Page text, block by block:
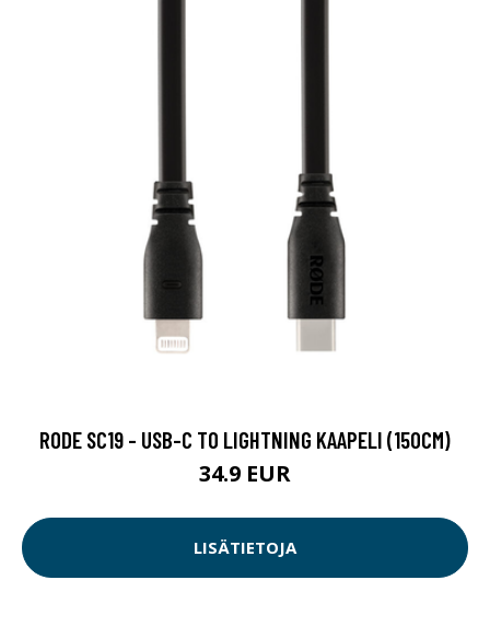
RODE SC19 - USB-C TO LIGHTNING KAAPELI (150CM)
34.9 EUR
LISÄTIETOJA